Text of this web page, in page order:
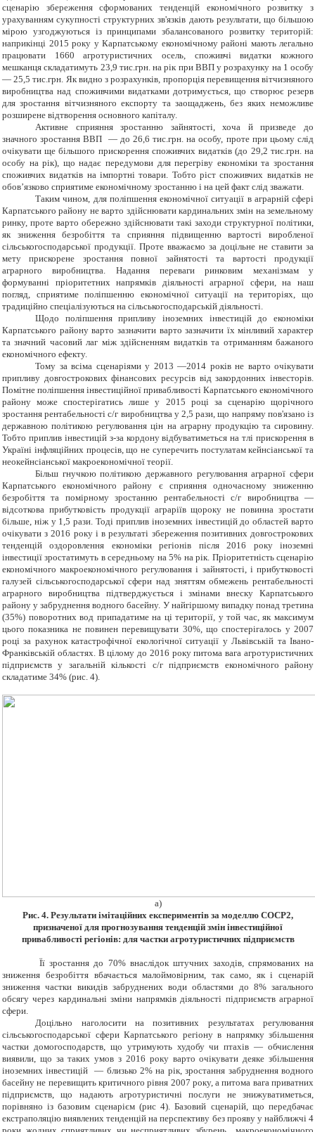
сценарію збереження сформованих тенденцій економічного розвитку з
урахуванням сукупності структурних зв'язків дають результати, що більшою
мірою узгоджуються із принципами збалансованого розвитку територій:
наприкінці 2015 року у Карпатському економічному районі мають легально
працювати 1660 агротуристичних осель, споживчі видатки кожного
мешканця складатимуть 23,9 тис.грн. на рік при ВВП у розрахунку на 1 особу
— 25,5 тис.грн. Як видно з розрахунків, пропорція перевищення вітчизняного
виробництва над споживчими видатками дотримується, що створює резерв
для зростання вітчизняного експорту та заощаджень, без яких неможливе
розширене відтворення основного капіталу.
Активне сприяння зростанню зайнятості, хоча й призведе до
значного зростання ВВП — до 26,6 тис.грн. на особу, проте при цьому слід
очікувати ще більшого прискорення споживчих видатків (до 29,2 тис.грн. на
особу на рік), що надає передумови для перегріву економіки та зростання
споживчих видатків на імпортні товари. Тобто ріст споживчих видатків не
обов’язково сприятиме економічному зростанню і на цей факт слід зважати.
Таким чином, для поліпшення економічної ситуації в аграрній сфері
Карпатського району не варто здійснювати кардинальних змін на земельному
ринку, проте варто обережно здійснювати такі заходи структурної політики,
як зниження безробіття та сприяння підвищенню вартості виробленої
сільськогосподарської продукції. Проте вважаємо за доцільне не ставити за
мету прискорене зростання повної зайнятості та вартості продукції
аграрного виробництва. Надання переваги ринковим механізмам у
формуванні пріоритетних напрямків діяльності аграрної сфери, на наш
погляд, сприятиме поліпшенню економічної ситуації на територіях, що
традиційно спеціалізуються на сільськогосподарській діяльності.
Щодо поліпшення припливу іноземних інвестицій до економіки
Карпатського району варто зазначити варто зазначити їх мінливий характер
та значний часовий лаг між здійсненням видатків та отриманням бажаного
економічного ефекту.
Тому за всіма сценаріями у 2013 —2014 років не варто очікувати
припливу довгострокових фінансових ресурсів від закордонних інвесторів.
Помітне поліпшення інвестиційної привабливості Карпатського економічного
району може спостерігатись лише у 2015 році за сценарію щорічного
зростання рентабельності с/г виробництва у 2,5 рази, що напряму пов'язано із
державною політикою регулювання цін на аграрну продукцію та сировину.
Тобто приплив інвестицій з-за кордону відбуватиметься на тлі прискорення в
Україні інфляційних процесів, що не суперечить постулатам кейнсіанської та
неокейнсіанської макроекономічної теорії.
Більш гнучкою політикою державного регулювання аграрної сфери
Карпатського економічного району є сприяння одночасному зниженню
безробіття та помірному зростанню рентабельності с/г виробництва —
відсоткова прибутковість продукції аграріїв щороку не повинна зростати
більше, ніж у 1,5 рази. Тоді приплив іноземних інвестицій до областей варто
очікувати з 2016 року і в результаті збереження позитивних довгострокових
тенденцій оздоровлення економіки регіонів після 2016 року іноземні
інвестиції зростатимуть в середньому на 5% на рік. Пріоритетність сценарію
економічного макроекономічного регулювання і зайнятості, і прибутковості
галузей сільськогосподарської сфери над зняттям обмежень рентабельності
аграрного виробництва підтверджується і змінами внеску Карпатського
району у забруднення водного басейну. У найгіршому випадку понад третина
(35%) поворотних вод припадатиме на ці території, у той час, як максимум
цього показника не повинен перевищувати 30%, що спостерігалось у 2007
році за рахунок катастрофічної екологічної ситуації у Львівській та Івано-
Франківській областях. В цілому до 2016 року питома вага агротуристичних
підприємств у загальній кількості с/г підприємств економічного району
складатиме 34% (рис. 4).
а)
Рис. 4. Результати імітаційних експериментів за моделлю СОСР2,
призначеної для прогнозування тенденцій змін інвестиційної
привабливості регіонів: для частки агротуристичних підприємств
Її зростання до 70% внаслідок штучних заходів, спрямованих на
зниження безробіття вбачається малоймовірним, так само, як і сценарій
зниження частки викидів забруднених води областями до 8% загального
обсягу через кардинальні зміни напрямків діяльності підприємств аграрної
сфери.
Доцільно наголосити на позитивних результатах регулювання
сільськогосподарської сфери Карпатського регіону в напрямку збільшення
частки домогосподарств, що утримують худобу чи птахів — обчислення
виявили, що за таких умов з 2016 року варто очікувати деяке збільшення
іноземних інвестицій — близько 2% на рік, зростання забруднення водного
басейну не перевищить критичного рівня 2007 року, а питома вага приватних
підприємств, що надають агротуристичні послуги не знижуватиметься,
порівняно із базовим сценарієм (рис 4). Базовий сценарій, що передбачає
екстраполяцію виявлених тенденцій на перспективу без прояву у найближчі 4